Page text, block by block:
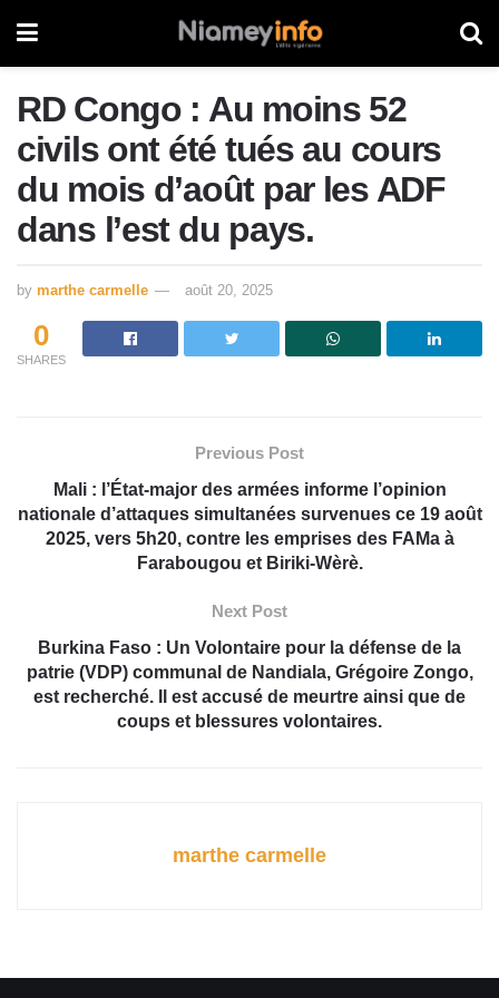
RD Congo : Au moins 52
civils ont été tués au cours
du mois d’août par les ADF
dans l’est du pays.
by marthe carmelle août 20, 2025
0
SHARES
Previous Post
Mali : l’État-major des armées informe l’opinion
nationale d’attaques simultanées survenues ce 19 août
2025, vers 5h20, contre les emprises des FAMa à
Farabougou et Biriki-Wèrè.
Next Post
Burkina Faso : Un Volontaire pour la défense de la
patrie (VDP) communal de Nandiala, Grégoire Zongo,
est recherché. Il est accusé de meurtre ainsi que de
coups et blessures volontaires.
marthe carmelle